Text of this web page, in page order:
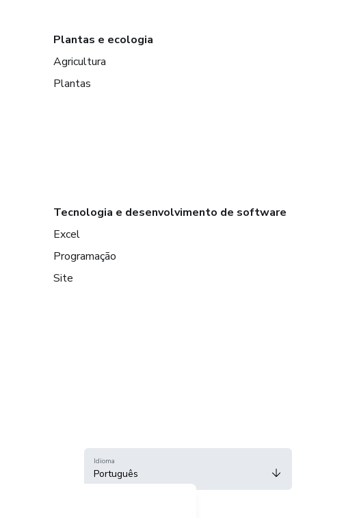
Plantas e ecologia
Agricultura
Plantas
Tecnologia e desenvolvimento de software
Excel
Programação
Site
Idioma
Português